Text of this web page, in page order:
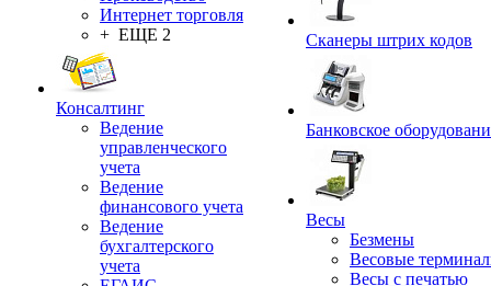
Интернет торговля
+ ЕЩЕ 2
Консалтинг
Ведение
управленческого
учета
Ведение
финансового учета
Ведение
бухгалтерского
учета
Сканеры штрих кодов
Банковское
Весы
Безмены
Весовые
Весы с печатью